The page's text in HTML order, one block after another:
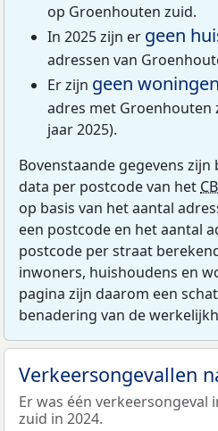
op Groenhouten zuid.
In 2025 zijn er geen
adressen van
Er zijn geen woningen
adres met Groenhouten
jaar 2025).
Bovenstaande gegevens zijn
data per postcode van het
op basis van het aantal
een postcode en het aantal
postcode per straat
inwoners, huishoudens en
pagina zijn daarom een
benadering van de
Verkeersongevallen
Er was één verkeersongeval
zuid in 2024.